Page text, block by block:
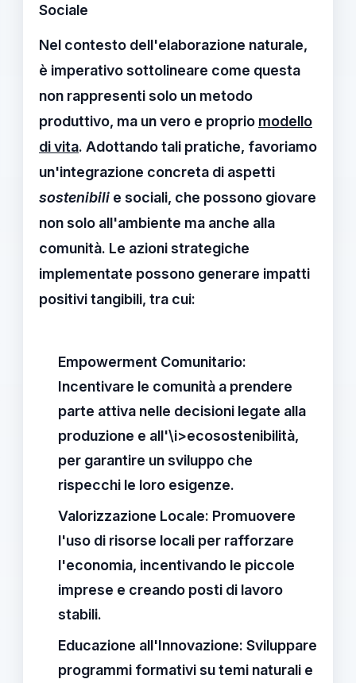
Sociale
Nel contesto dell'elaborazione naturale,
è imperativo sottolineare come questa
non rappresenti solo un metodo
produttivo, ma un vero e proprio modello
di vita. Adottando tali pratiche, favoriamo
un'integrazione concreta di aspetti
sostenibili e sociali, che possono giovare
non solo all'ambiente ma anche alla
comunità. Le azioni strategiche
implementate possono generare impatti
positivi tangibili, tra cui:
Empowerment Comunitario:
Incentivare le comunità a prendere
parte attiva nelle decisioni legate alla
produzione e all'\i>ecosostenibilità,
per garantire un sviluppo che
rispecchi le loro esigenze.
Valorizzazione Locale: Promuovere
l'uso di risorse locali per rafforzare
l'economia, incentivando le piccole
imprese e creando posti di lavoro
stabili.
Educazione all'Innovazione: Sviluppare
programmi formativi su temi naturali e